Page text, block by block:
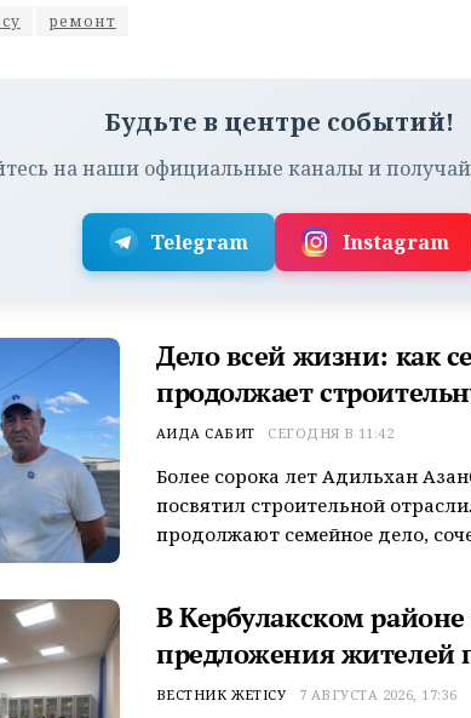
ремонт
Будьте в центре событий!
на наши официальные каналы и
Telegram Instagram
Дело всей жизни: как
продолжает
АИДА САБИТ СЕГОДНЯ В 11:42
Более сорока лет Адильхан
посвятил строительной
продолжают семейное дело,
В Кербулакском
предложения жителей
ВЕСТНИК ЖЕТІСУ 7 АВГУСТА 2026, 17:36